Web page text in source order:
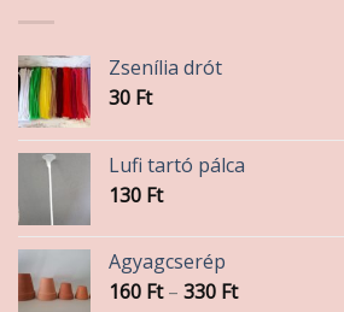
Zsenília drót
30 Ft
Lufi tartó pálca
130 Ft
Agyagcserép
160 Ft – 330 FtÁrtartomány: